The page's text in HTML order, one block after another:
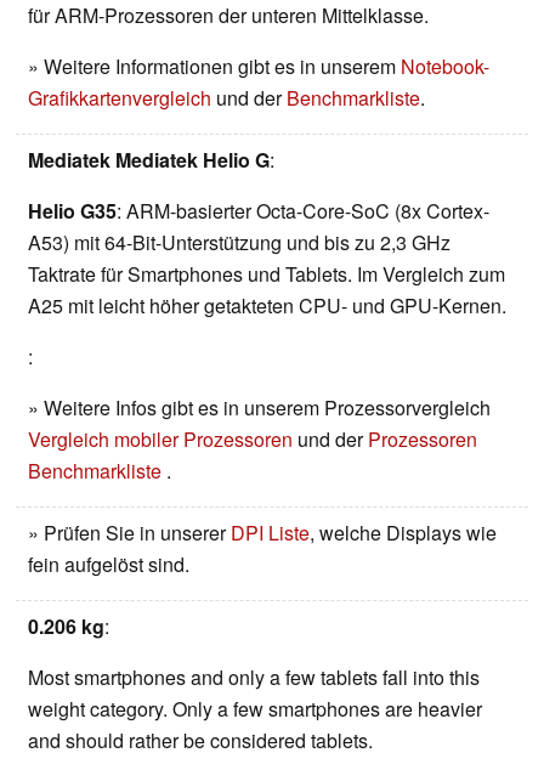
für ARM-Prozessoren der unteren Mittelklasse.
» Weitere Informationen gibt es in unserem Notebook-
Grafikkartenvergleich und derBenchmarkliste.
Mediatek Mediatek Helio G:
Helio G35: ARM-basierter Octa-Core-SoC (8x Cortex-
A53) mit 64-Bit-Unterstützung und bis zu 2,3 GHz
Taktrate für Smartphones und Tablets. Im Vergleich zum
A25 mit leicht höher getakteten CPU- und GPU-Kernen.
:
» Weitere Infos gibt es in unserem Prozessorvergleich
Vergleich mobiler Prozessoren und derProzessoren
Benchmarkliste .
» Prüfen Sie in unsererDPI Liste, welche Displays wie
fein aufgelöst sind.
0.206 kg:
Most smartphones and only a few tablets fall into this
weight category. Only a few smartphones are heavier
and should rather be considered tablets.